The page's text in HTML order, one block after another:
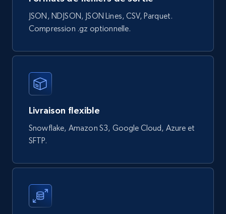
Wayfair products
URL, Product id, Title, Rating, Reviews count,
Initial price, Discount, Final price, and more.
eCommerce
822+
Digikey - Products
Description, Manufacturer, Manufacturer url,
eCommerce
JSON, NDJSON, JSON Lines, CSV, Parquet.
Compression .gz optionnelle.
Livraison flexible
Snowflake, Amazon S3, Google Cloud, Azure et
SFTP.